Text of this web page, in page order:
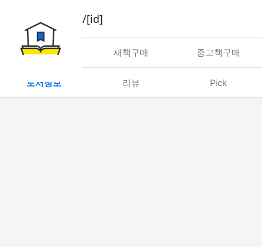
book/rent/[id]
대여 새책구매 중고책구매
도서정보 리뷰 Pick